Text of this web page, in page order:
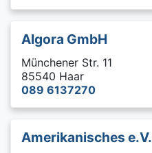
Algora GmbH
Münchener Str. 11
85540 Haar
089 6137270
Amerikanisches e.V.